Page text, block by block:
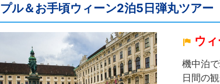
ル＆お手頃ウィーン2泊5日弾丸ツアー
ウ
機中泊
日間の